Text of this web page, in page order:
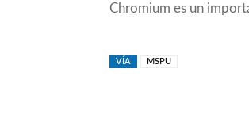
Chromium es un
VÍA MSPU